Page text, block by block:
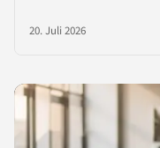
20. Juli 2026